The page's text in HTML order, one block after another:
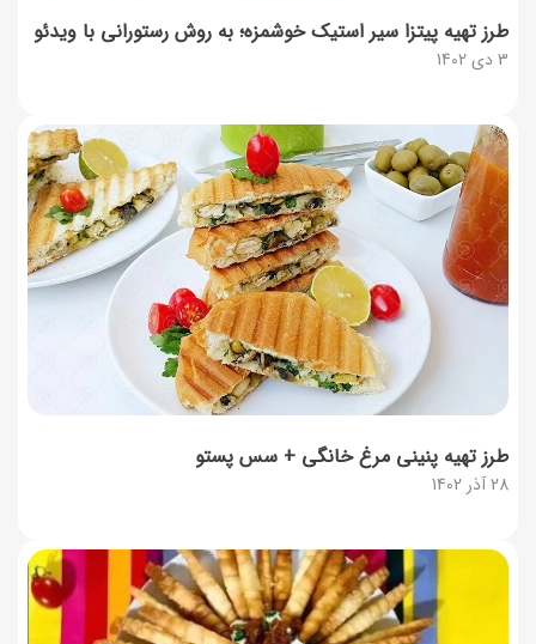
3 دی 1402
طرز تهیه پیتزا سیر استیک خوشمزه؛ به روش رستورانی با ویدئو
28 آذر 1402
طرز تهیه پنینی مرغ خانگی + سس پستو